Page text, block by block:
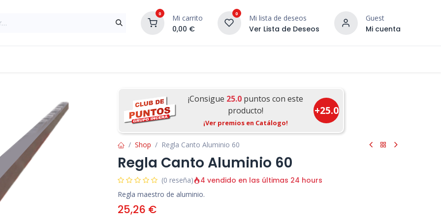
0 Mi carrito
0,00 €
0 Mi lista de deseos
Ver Lista de Deseos
Guest
Mi cuenta
¡DESCUBRE NUESTRO
¡Consigue 25.0 puntos con este
producto!
¡Ver premios en Catálogo!
+25.0
Shop Regla Canto Aluminio 60
Regla Canto Aluminio 60
(0 reseña) 4 vendido en las últimas 24 hours
Regla maestro de aluminio.
25,26 €